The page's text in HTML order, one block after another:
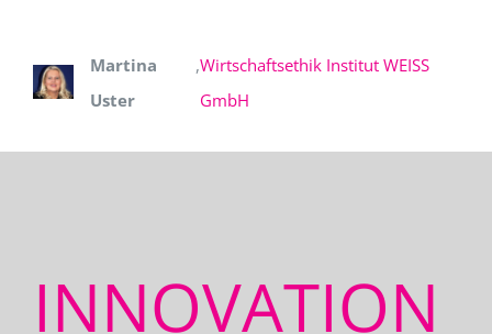
Martina
Uster
,Wirtschaftsethik Institut WEISS
GmbH
INNOVATION